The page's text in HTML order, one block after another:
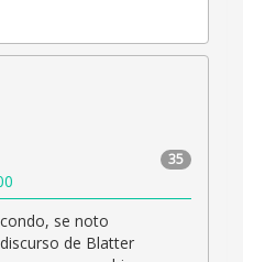
35
se noto
de Blatter